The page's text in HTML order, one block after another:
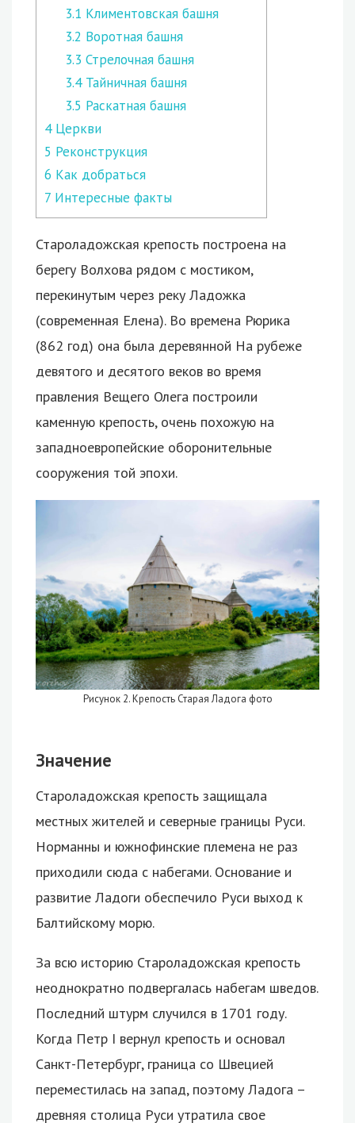
3.1 Климентовская башня
3.2 Воротная башня
3.3 Стрелочная башня
3.4Тайничная башня
3.5 Раскатная башня
4Церкви
5 Реконструкция
6 Как добраться
7 Интересные факты
Староладожская крепость построена на
берегу Волхова рядом с мостиком,
перекинутым через реку Ладожка
(современная Елена). Во времена Рюрика
(862 год) она была деревянной На рубеже
девятого и десятого веков во время
правления Вещего Олега построили
каменную крепость, очень похожую на
западноевропейские оборонительные
сооружения той эпохи.
Рисунок 2. Крепость Старая Ладога фото
Значение
Староладожская крепость защищала
местных жителей и северные границы Руси.
Норманны и южнофинские племена не раз
приходили сюда с набегами. Основание и
развитие Ладоги обеспечило Руси выход к
Балтийскому морю.
За всю историю Староладожская крепость
неоднократно подвергалась набегам шведов.
Последний штурм случился в 1701 году.
Когда Петр I вернул крепость и основал
Санкт-Петербург, граница со Швецией
переместилась на запад, поэтому Ладога –
древняя столица Руси утратила свое